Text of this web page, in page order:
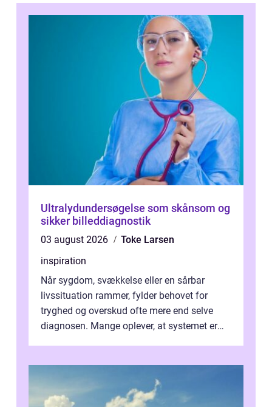
Ultralydundersøgelse som skånsom og
sikker billeddiagnostik
03 august 2026
Toke Larsen
inspiration
Når sygdom, svækkelse eller en sårbar
livssituation rammer, fylder behovet for
tryghed og overskud ofte mere end selve
diagnosen. Mange oplever, at systemet er